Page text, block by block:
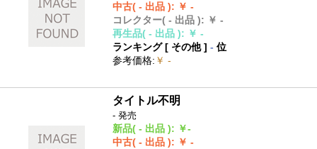
中古( - 出品 ): ￥ -
コレクター( - 出品 ): ￥ -
再生品( - 出品 ): ￥ -
ランキング [ その他]- 位
参考価格: ￥ -
タイトル不明
- 発売
新品( - 出品 ): ￥-
中古( - 出品 ): ￥ -